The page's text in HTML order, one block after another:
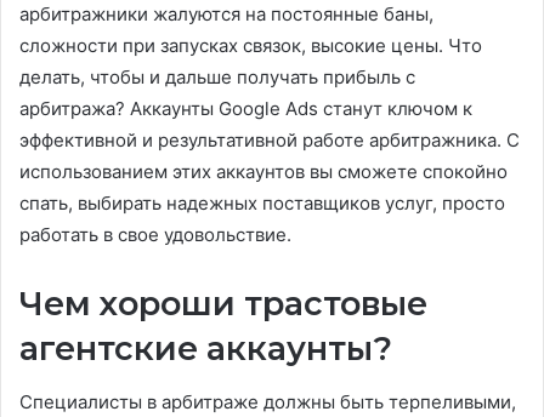
арбитражники жалуются на постоянные баны,
сложности при запусках связок, высокие цены. Что
делать, чтобы и дальше получать прибыль с
арбитража? Аккаунты Google Ads станут ключом к
эффективной и результативной работе арбитражника. С
использованием этих аккаунтов вы сможете спокойно
спать, выбирать надежных поставщиков услуг, просто
работать в свое удовольствие.
Чем хороши трастовые
агентские аккаунты?
Специалисты в арбитраже должны быть терпеливыми,